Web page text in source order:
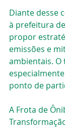
Diante desse
à prefeitura
propor
emissões e
ambientais.
ponto de
A Frota de